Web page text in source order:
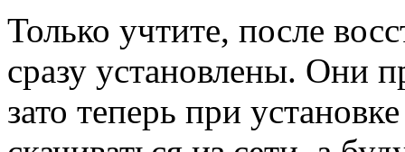
Только учтите, после
сразу установлены. Они
зато теперь при